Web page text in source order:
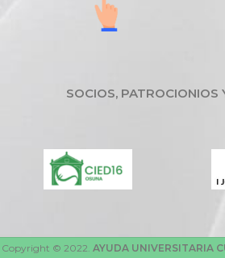
SOCIOS, PATROCIONIOS
Copyright © 2022. AYUDA UNIVERSITARIA